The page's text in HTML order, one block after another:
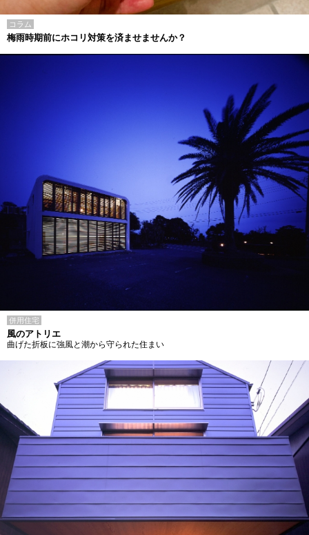
コラム
梅雨時期前にホコリ対策を済ませませんか？
併用住宅
風のアトリエ
曲げた折板に強風と潮から守られた住まい